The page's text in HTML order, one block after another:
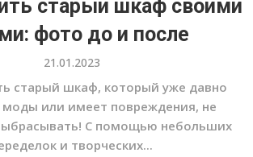
старый шкаф своими
фото до и после
21.01.2023
старый шкаф, который уже давно
или имеет повреждения, не
С помощью небольших
и творческих...